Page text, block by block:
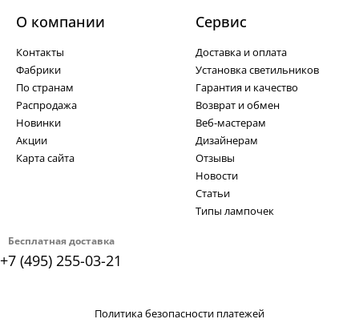
Бесплатная доставка
+7 (495) 255-03-21
О компании
Контакты
Фабрики
По странам
Распродажа
Новинки
Акции
Карта сайта
Cервис
Доставка и оплата
Установка светильников
Гарантия и качество
Возврат и обмен
Веб-мастерам
Дизайнерам
Отзывы
Новости
Статьи
Типы лампочек
Политика безопасности платежей